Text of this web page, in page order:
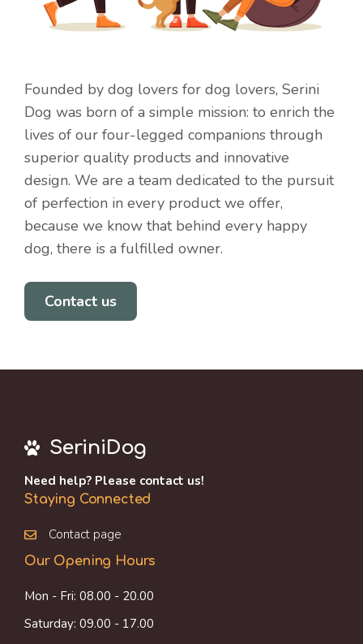
Founded by dog lovers for dog lovers, Serini
Dog was born of a simple mission: to enrich the
lives of our four-legged companions through
superior quality products and innovative
design. We are a team dedicated to the pursuit
of perfection in every product we offer,
because we know that behind every happy
dog, there is a fulfilled owner.
Contact us
SeriniDog
Need help? Please contact us!
Staying Connected
Contact page
Our Opening Hours
Mon - Fri: 08.00 - 20.00
Saturday: 09.00 - 17.00